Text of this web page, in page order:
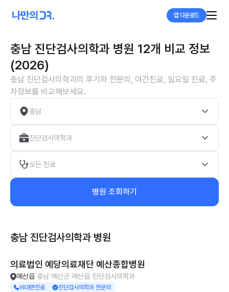
앱 다운로드
충남 진단검사의학과 병원 12개 비교 정보
(2026)
충남 진단검사의학과의 후기와 전문의, 야간진료, 일요일 진료, 주
차정보를 비교해보세요.
충남
진단검사의학과
모든 진료
병원 조회하기
충남 진단검사의학과 병원
의료법인 예당의료재단 예산종합병원
예산읍 충남 예산군 예산읍 진단검사의학과
비대면진료 진단검사의학과 전문의